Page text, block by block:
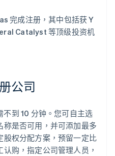
完成注册，其中包括获 Y
Catalyst 等顶级投资机
公司
到 10 分钟。您可自主选
是否可用，并可添加最多
股权分配方案，预留一定比
购，指定公司管理人员，